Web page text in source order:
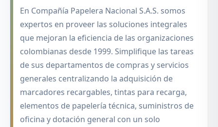
En Compañía Papelera Nacional S.A.S. somos
expertos en proveer las soluciones integrales
que mejoran la eficiencia de las organizaciones
colombianas desde 1999. Simplifique las tareas
de sus departamentos de compras y servicios
generales centralizando la adquisición de
marcadores recargables, tintas para recarga,
elementos de papelería técnica, suministros de
oficina y dotación general con un solo